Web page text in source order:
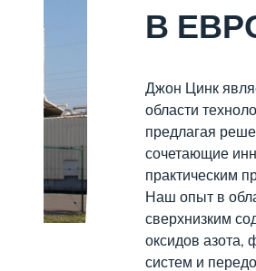
В
Джон Цинк
области
предлагая
сочетающие
практическим
Наш опыт в
сверхнизким
оксидов азота,
систем и